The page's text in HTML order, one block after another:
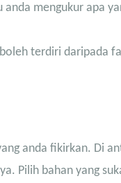
mengukur apa
terdiri daripada
anda fikirkan. Di
Pilih bahan yang